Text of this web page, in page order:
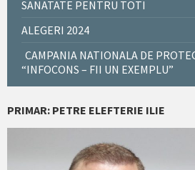
SANATATE PENTRU TOTI
ALEGERI 2024
CAMPANIA NATIONALA DE
“INFOCONS – FII UN EXEMPLU”
PRIMAR: PETRE ELEFTERIE ILIE